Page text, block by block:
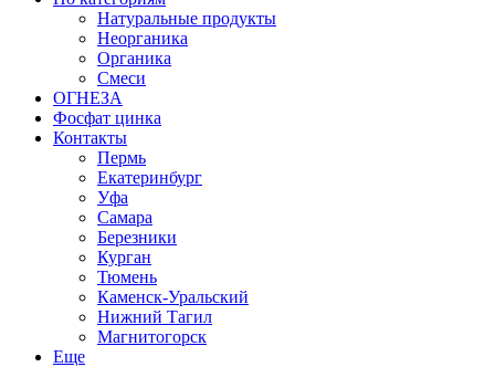
Натуральные продукты
Неорганика
Органика
Смеси
ОГНЕЗА
Фосфат цинка
Контакты
Пермь
Екатеринбург
Уфа
Самара
Березники
Курган
Тюмень
Каменск-Уральский
Нижний Тагил
Магнитогорск
Еще